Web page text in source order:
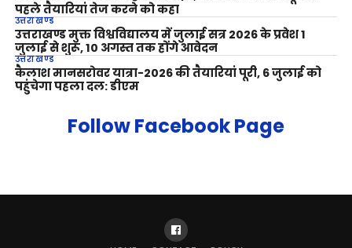
पहले तैयारियां तेज करने को कहा
उत्तराखण्ड
उत्तराखण्ड मुक्त विश्वविद्यालय में जुलाई सत्र 2026 के प्रवेश 1
जुलाई से शुरू, 10 अगस्त तक होंगे आवेदन
उत्तराखण्ड
कैलाश मानसरोवर यात्रा-2026 की तैयारियां पूरी, 6 जुलाई को
पहुंचेगा पहला दल: डीएम
Follow Facebook Page